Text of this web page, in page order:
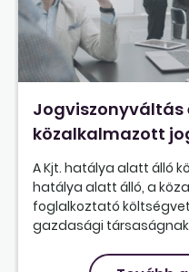
közalkalmazott
A Kjt. hatálya alatt álló
hatálya alatt álló, a
foglalkoztató
gazdasági társaságnak